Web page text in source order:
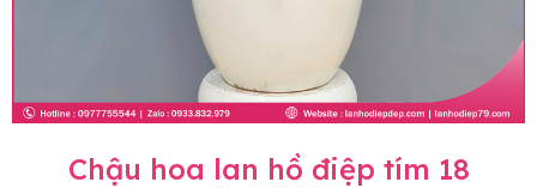
Chậu hoa lan hồ điệp tím 18